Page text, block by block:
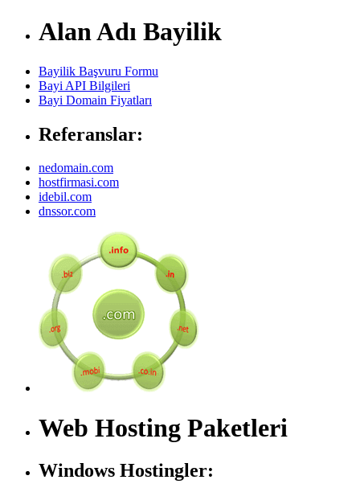
Alan Adı Bayilik
Bayilik Başvuru Formu
Bayi API Bilgileri
Bayi Domain Fiyatları
Referanslar:
nedomain.com
hostfirmasi.com
idebil.com
dnssor.com
Web Hosting Paketleri
Windows Hostingler: